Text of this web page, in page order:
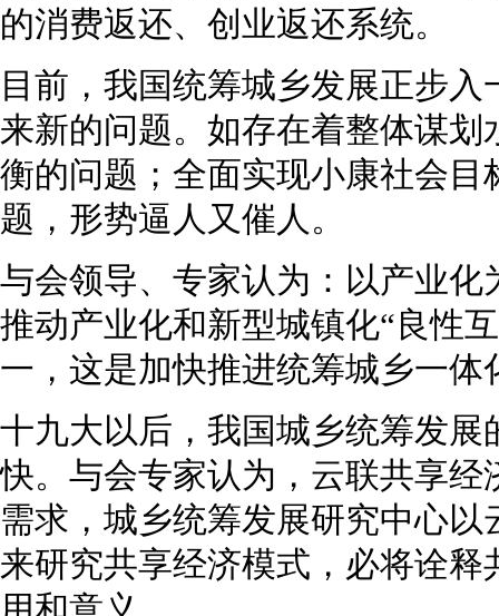
的消费返还、创业返还系统。
目前，我国统筹城乡发展正步
来新的问题。如存在着整体谋
衡的问题；全面实现小康社会目
题，形势逼人又催人。
与会领导、专家认为：以产业
推动产业化和新型城镇化“良性
一，这是加快推进统筹城乡一体
十九大以后，我国城乡统筹发
快。与会专家认为，云联共享
需求，城乡统筹发展研究中心
来研究共享经济模式，必将诠